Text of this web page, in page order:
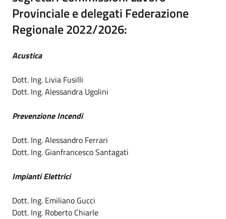
CONTATTI
Provinciale e delegati Federazione
Regionale 2022/2026:
Acustica
Dott. Ing. Livia Fusilli
Dott. Ing. Alessandra Ugolini
Prevenzione Incendi
Dott. Ing. Alessandro Ferrari
Dott. Ing. Gianfrancesco Santagati
Impianti Elettrici
Dott. Ing. Emiliano Gucci
Dott. Ing. Roberto Chiarle